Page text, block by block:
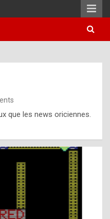
que les news oriciennes.